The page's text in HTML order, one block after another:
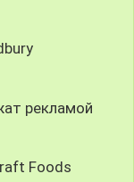
рекламой
Foods